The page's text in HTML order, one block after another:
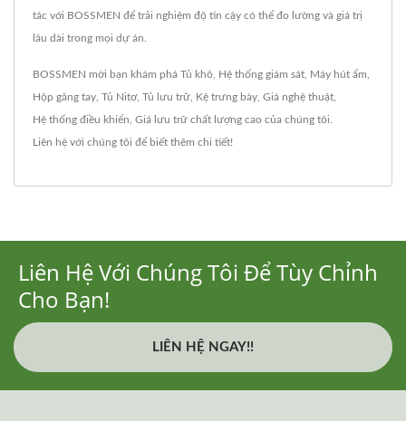
tác với BOSSMEN để trải nghiệm độ tin cậy có thể đo lường và giá trị
lâu dài trong mọi dự án.
BOSSMEN mời bạn khám phá Tủ khô Hệ thống giám sát Máy hút ẩm
Hộp găng tay Tủ Nitơ, Tủ lưu trữ Kệ trưng bày Giá nghệ thuật
Hệ thống điều khiển Giá lưu trữ chất lượng cao của chúng tôi.
Liên hệ với chúng tôi để biết thêm chi tiết!
Liên Hệ Với Chúng Tôi Để Tùy Chỉnh
Cho Bạn!
LIÊN HỆ NGAY!!